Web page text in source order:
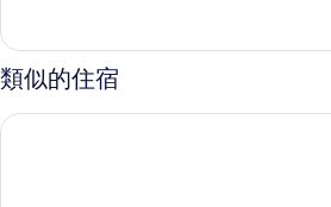
相
片
的
詳
情
類似的住宿
廣聯飯店（深圳寶安機場黃田地鐵站店）